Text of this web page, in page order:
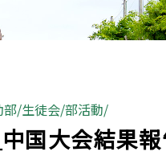
部 生徒会 部活動
国大会結果